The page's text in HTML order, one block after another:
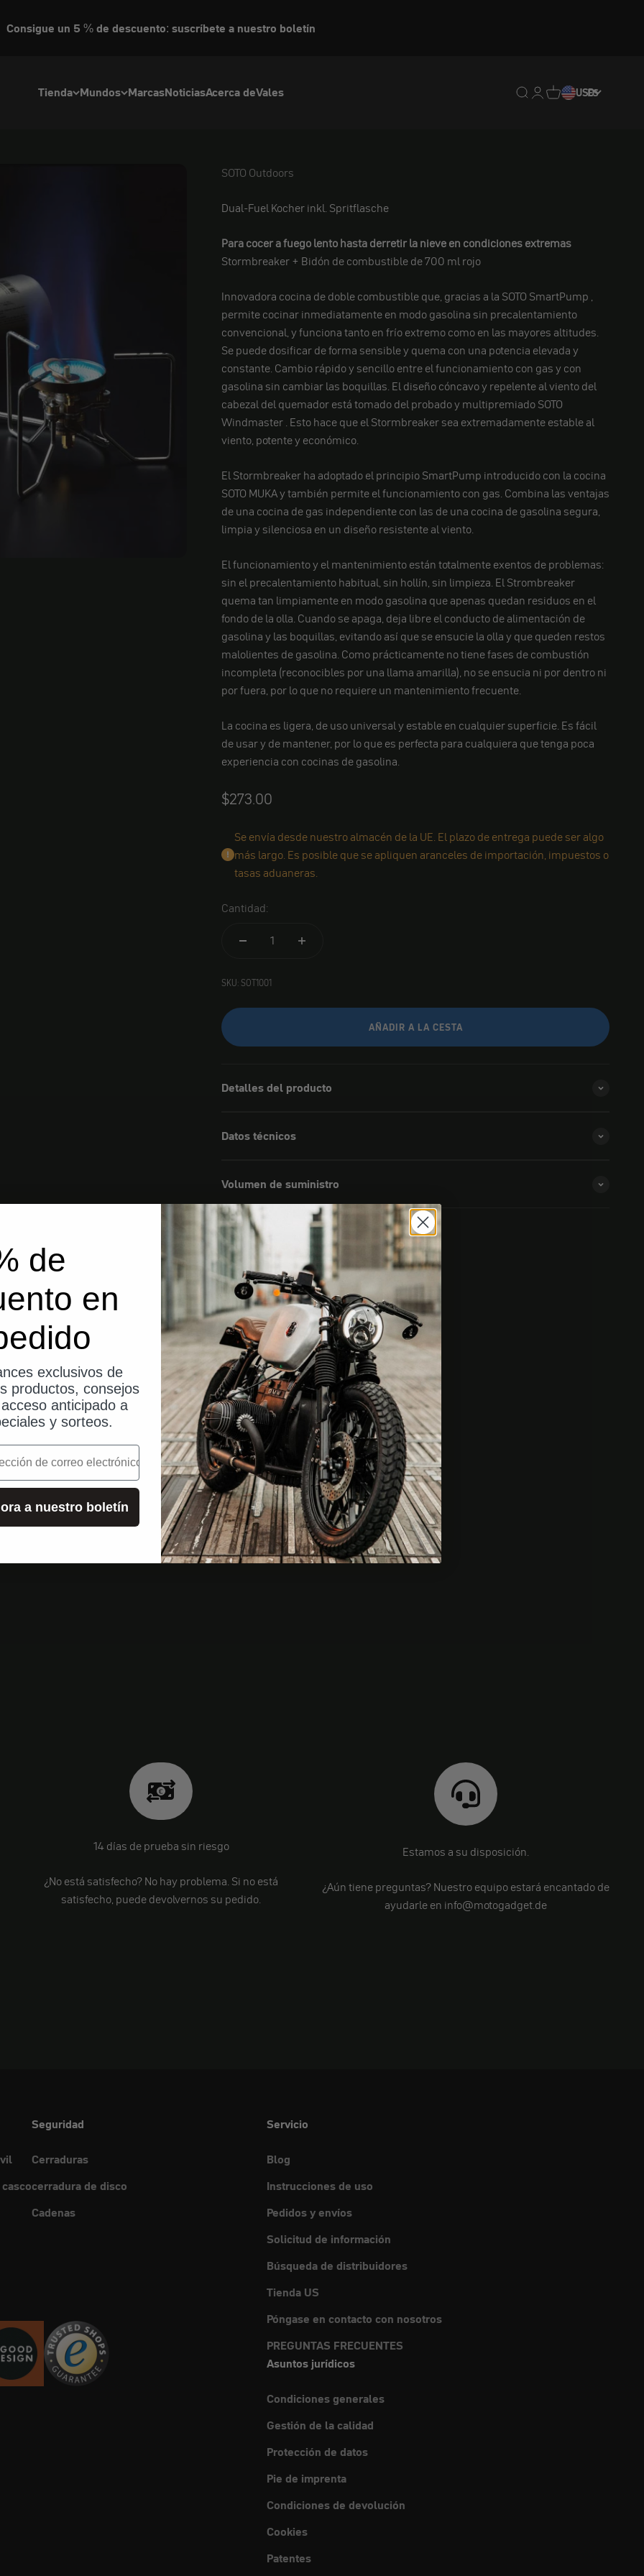
Consigue un 5 % de descuento: suscríbete a nuestro boletín
Tienda Mundos MarcasNoticiasAcerca deVales Traducción pendiente:
Traducción
Traducción
USDES
SOTO Outdoors
SOTO Outdoors
Dual-Fuel Kocher inkl. Spritflasche
Para cocer a fuego lento hasta derretir la nieve en condiciones extremas
Stormbreaker + Bidón de combustible de 700 ml rojo
Innovadora cocina de doble combustible que, gracias a la SOTO SmartPump ,
permite cocinar inmediatamente en modo gasolina sin precalentamiento
convencional, y funciona tanto en frío extremo como en las mayores altitudes.
Se puede dosificar de forma sensible y quema con una potencia elevada y
constante. Cambio rápido y sencillo entre el funcionamiento con gas y con
gasolina sin cambiar las boquillas. El diseño cóncavo y repelente al viento del
cabezal del quemador está tomado del probado y multipremiadoSOTO
Windmaster. Esto hace que el Stormbreaker sea extremadamente estable al
viento, potente y económico.
El Stormbreaker ha adoptado el principio SmartPump introducido con la cocina
SOTO MUKA y también permite el funcionamiento con gas. Combina las ventajas
de una cocina de gas independiente con las de una cocina de gasolina segura,
limpia y silenciosa en un diseño resistente al viento.
El funcionamiento y el mantenimiento están totalmente exentos de problemas:
sin el precalentamiento habitual, sin hollín, sin limpieza. El Strombreaker
quema tan limpiamente en modo gasolina que apenas quedan residuos en el
fondo de la olla. Cuando se apaga, deja libre el conducto de alimentación de
gasolina y las boquillas, evitando así que se ensucie la olla y que queden restos
malolientes de gasolina. Como prácticamente no tiene fases de combustión
incompleta (reconocibles por una llama amarilla), no se ensucia ni por dentro ni
por fuera, por lo que no requiere un mantenimiento frecuente.
La cocina es ligera, de uso universal y estable en cualquier superficie. Es fácil
de usar y de mantener, por lo que es perfecta para cualquiera que tenga poca
experiencia con cocinas de gasolina.
Angebot
$273.00
Se envía desde nuestro almacén de la UE. El plazo de entrega puede ser algo
más largo. Es posible que se apliquen aranceles de importación, impuestos o
tasas aduaneras.
Cantidad:
SKU: SOT1001
AÑADIR A LA CESTA
Detalles del producto
Datos técnicos
Volumen de suministro
14 días de prueba sin riesgo
¿No está satisfecho? No hay problema. Si no está
satisfecho, puede devolvernos su pedido.
Estamos a su disposición.
¿Aún tiene preguntas? Nuestro equipo estará encantado de
ayudarle en info@motogadget.de
Seguridad
Cerraduras
cerradura de disco
Cadenas
Servicio
Blog
Instrucciones de uso
Pedidos y envíos
Solicitud de información
Búsqueda de distribuidores
Tienda US
Póngase en contacto con nosotros
PREGUNTAS FRECUENTES
Asuntos jurídicos
Condiciones generales
Gestión de la calidad
Protección de datos
Pie de imprenta
Condiciones de devolución
Cookies
Patentes
de
en
exclusivos de
productos, consejos
anticipado a
y sorteos.
a nuestro boletín